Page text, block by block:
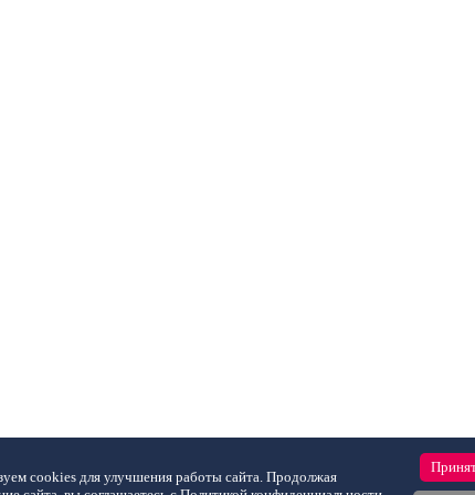
cookies для улучшения работы сайта. Продолжая